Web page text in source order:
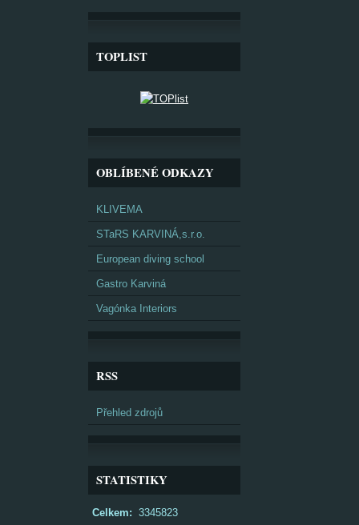
TOPLIST
OBLÍBENÉ ODKAZY
KLIVEMA
STaRS KARVINÁ,s.r.o.
European diving school
Gastro Karviná
Vagónka Interiors
RSS
Přehled zdrojů
STATISTIKY
Celkem: 3345823